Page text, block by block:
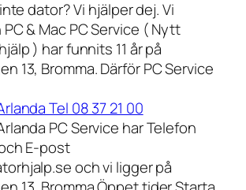
dator? Vi hjälper dej. Vi
& Mac PC Service ( Nytt
) har funnits 11 år på
13, Bromma. Därför PC Service
Tel 08 37 21 00
PC Service har Telefon
E-post
och vi ligger på